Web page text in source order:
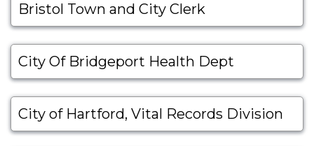
Bristol Town and City Clerk
City Of Bridgeport Health Dept
City of Hartford, Vital Records Division